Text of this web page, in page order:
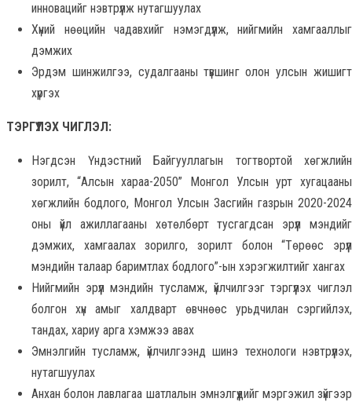
инновацийг нэвтрүүлж нутагшуулах
Хүний нөөцийн чадавхийг нэмэгдүүлж, нийгмийн хамгааллыг
дэмжих
Эрдэм шинжилгээ, судалгааны түвшинг олон улсын жишигт
хүргэх
ТЭРГҮҮЛЭХ ЧИГЛЭЛ:
Нэгдсэн Үндэстний Байгууллагын тогтвортой хөгжлийн
зорилт, “Алсын хараа-2050” Монгол Улсын урт хугацааны
хөгжлийн бодлого, Монгол Улсын Засгийн газрын 2020-2024
оны үйл ажиллагааны хөтөлбөрт тусгагдсан эрүүл мэндийг
дэмжих, хамгаалах зорилго, зорилт болон “Төрөөс эрүүл
мэндийн талаар баримтлах бодлого”-ын хэрэгжилтийг хангах
Нийгмийн эрүүл мэндийн тусламж, үйлчилгээг тэргүүлэх чиглэл
болгон хүн амыг халдварт өвчнөөс урьдчилан сэргийлэх,
тандах, хариу арга хэмжээ авах
Эмнэлгийн тусламж, үйлчилгээнд шинэ технологи нэвтрүүлэх,
нутагшуулах
Анхан болон лавлагаа шатлалын эмнэлгүүдийг мэргэжил зүйгээр